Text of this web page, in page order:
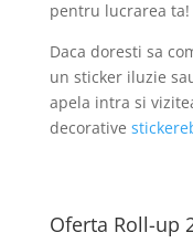
pentru lucrarea ta!
Daca doresti sa
un sticker iluzie
apela intra si
decorative
Oferta Roll-up